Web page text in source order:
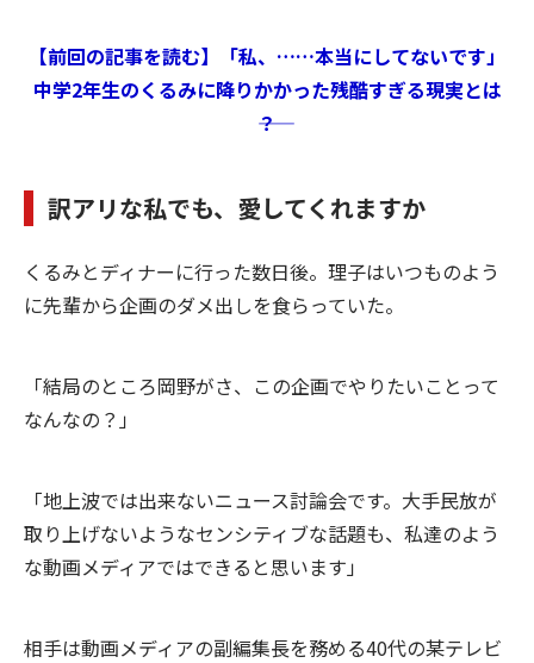
【前回の記事を読む】「私、……本当にしてないです」
中学2年生のくるみに降りかかった残酷すぎる現実とは
――？
訳アリな私でも、愛してくれますか
くるみとディナーに行った数日後。理子はいつものよう
に先輩から企画のダメ出しを食らっていた。
「結局のところ岡野がさ、この企画でやりたいことって
なんなの？」
「地上波では出来ないニュース討論会です。大手民放が
取り上げないようなセンシティブな話題も、私達のよう
な動画メディアではできると思います」
相手は動画メディアの副編集長を務める40代の某テレビ